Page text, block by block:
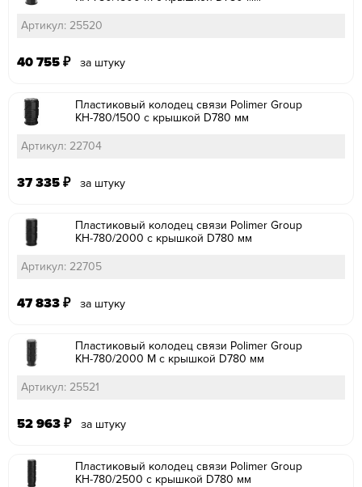
Артикул: 25520
40 755 ₽ за штуку
Пластиковый колодец связи Polimer Group
КН-780/1500 с крышкой D780 мм
Артикул: 22704
37 335 ₽ за штуку
Пластиковый колодец связи Polimer Group
КН-780/2000 с крышкой D780 мм
Артикул: 22705
47 833 ₽ за штуку
Пластиковый колодец связи Polimer Group
КН-780/2000 М с крышкой D780 мм
Артикул: 25521
52 963 ₽ за штуку
Пластиковый колодец связи Polimer Group
КН-780/2500 с крышкой D780 мм